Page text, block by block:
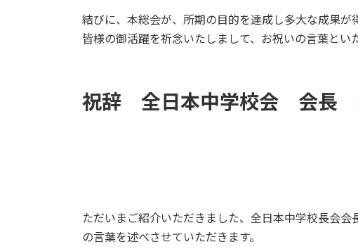
結びに、本総会が、所期の目的を達成し多大な成果
皆様の御活躍を祈念いたしまして、お祝いの言葉とい
祝辞 全日本中学校会 会長
ただいまご紹介いただきました、全日本中学校長会
の言葉を述べさせていただきます。